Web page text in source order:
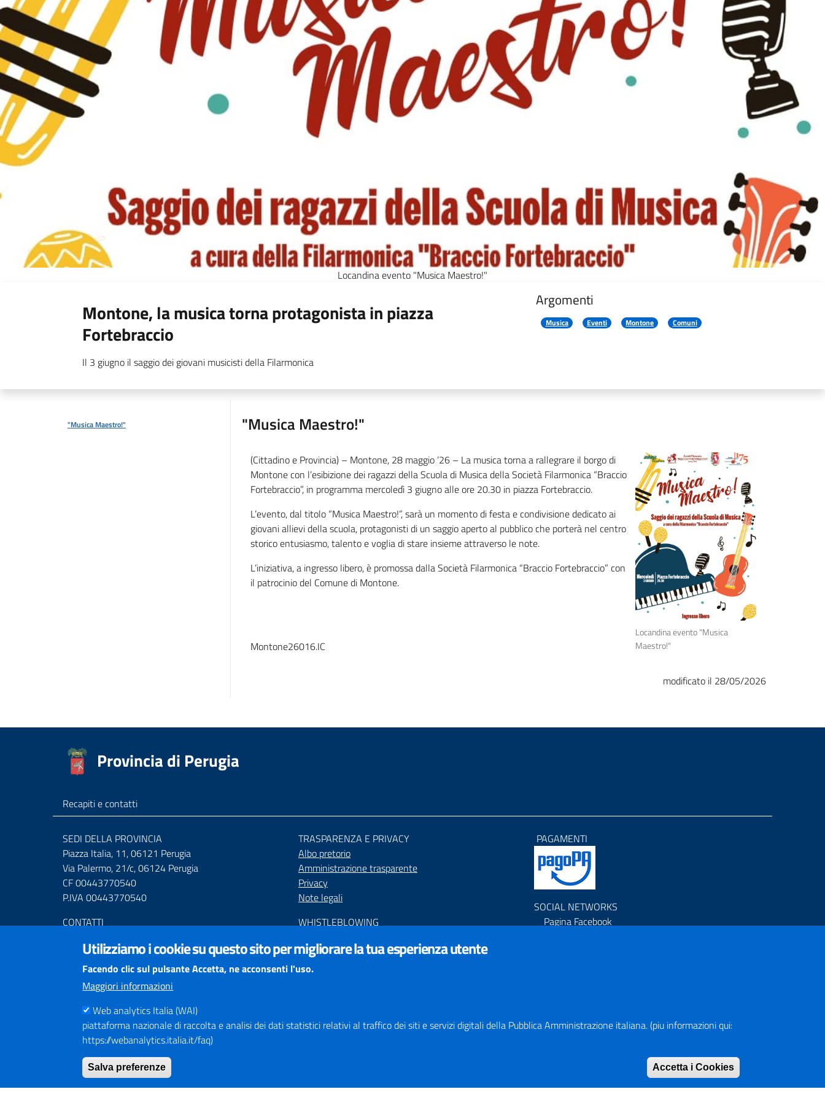
Locandina evento "Musica Maestro!"
Montone, la musica torna protagonista in piazza
Fortebraccio
Il 3 giugno il saggio dei giovani musicisti della Filarmonica
Argomenti
Musica Eventi Montone Comuni
"Musica Maestro!" "Musica Maestro!"
Locandina evento "Musica
Maestro!"
(Cittadino e Provincia) – Montone, 28 maggio ’26 – La musica torna a rallegrare il borgo di
Montone con l’esibizione dei ragazzi della Scuola di Musica della Società Filarmonica “Braccio
Fortebraccio”, in programma mercoledì 3 giugno alle ore 20.30 in piazza Fortebraccio.
L’evento, dal titolo “Musica Maestro!”, sarà un momento di festa e condivisione dedicato ai
giovani allievi della scuola, protagonisti di un saggio aperto al pubblico che porterà nel centro
storico entusiasmo, talento e voglia di stare insieme attraverso le note.
L’iniziativa, a ingresso libero, è promossa dalla Società Filarmonica “Braccio Fortebraccio” con
il patrocinio del Comune di Montone.
Montone26016.IC
modificato il 28/05/2026
Provincia di Perugia
Recapiti e contatti
SEDI DELLA PROVINCIA
Piazza Italia, 11, 06121 Perugia
Via Palermo, 21/c, 06124 Perugia
CF 00443770540
P.IVA 00443770540
CONTATTI
Numero Verde 800.01.3474
Mail URPurprov@provincia.perugia.it
Posta elettronica certificata (PEC)
provincia.perugia@postacert.umbria.it
Altri indirizzi PEC della Provincia di Perugia
Centrale Operativa Polizia provinciale 075.32111
Emergenza Stradale 335.6425246
Numeri Emergenza dei Comprensori
Infoviabilità
TRASPARENZA E PRIVACY
Albo pretorio
Amministrazione trasparente
Privacy
Note legali
WHISTLEBLOWING
ACCESSIBILIT
Dichiarazione di accessibilità
Responsabile del Procedimento di Pubblicazione (RPP)
redazione@provincia.perugia.it
PAGAMENTI
SOCIAL NETWORKS
Pagina Facebook
Utilizziamo i cookie su questo sito per migliorare la tua esperienza utente
Facendo clic sul pulsante Accetta, ne acconsenti l'uso.
Maggiori informazioni
Web analytics Italia (WAI)
piattaforma nazionale di raccolta e analisi dei dati statistici relativi al traffico dei siti e servizi digitali della Pubblica Amministrazione italiana. (piu informazioni qui:
https://webanalytics.italia.it/faq)
Salva preferenze Accetta i Cookies